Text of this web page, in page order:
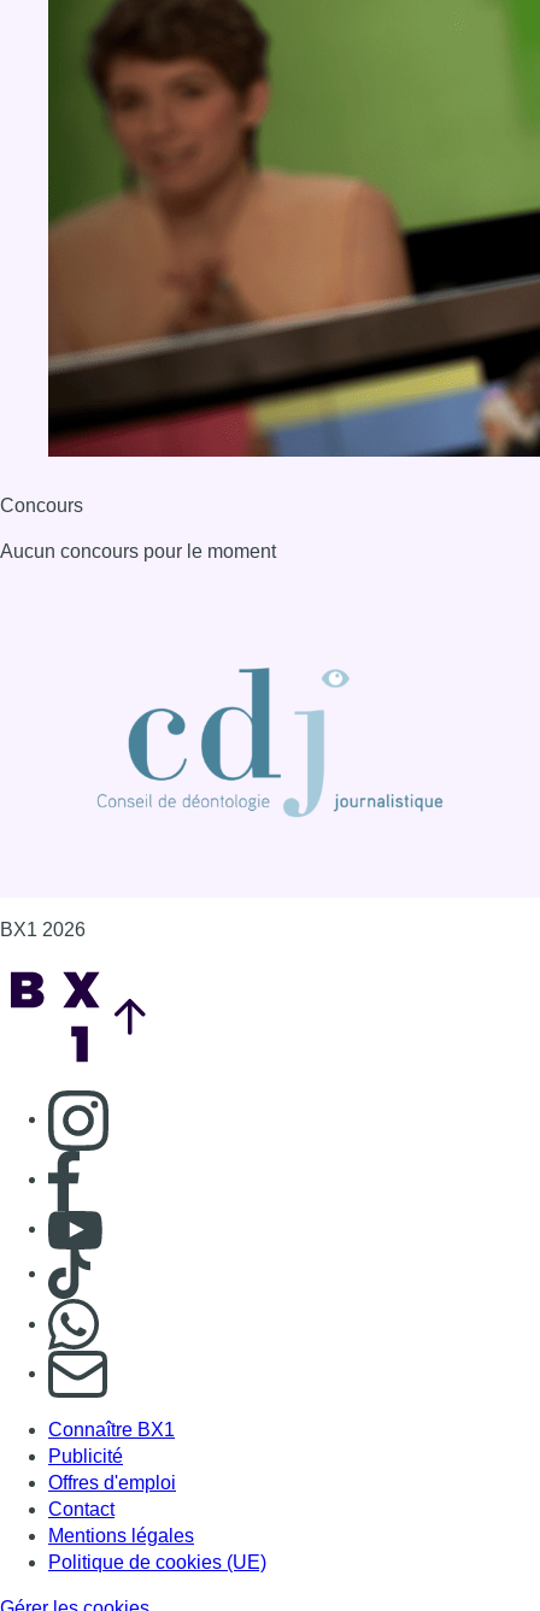
Concours
Aucun concours pour le moment
BX1 2026
Consulter page Instagram
Consulter page Facebook
Consulter Youtube
Consulter TikTok
S'abonner à notre newsletter
Connaître BX1
Publicité
Offres d'emploi
Contact
Mentions légales
Politique de cookies (UE)